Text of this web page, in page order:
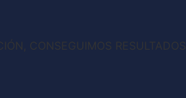
CONSEGUIMOS RESULTADOS